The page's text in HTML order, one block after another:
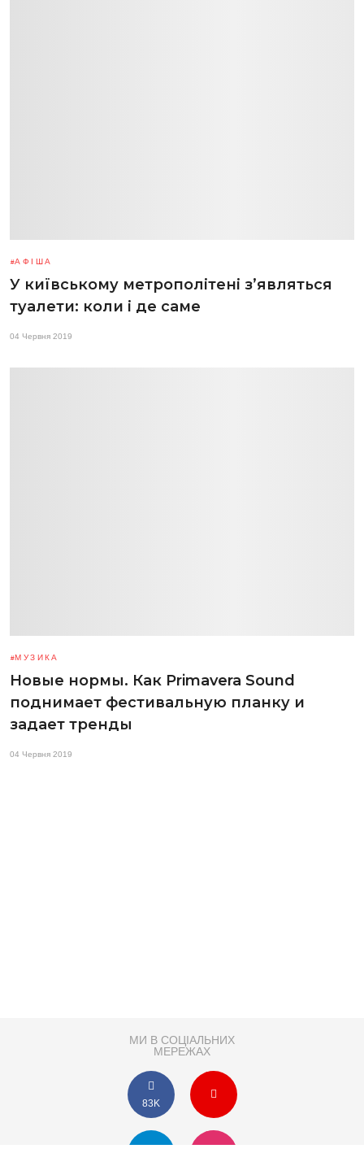
АФІША
У київському метрополітені з’являться
туалети: коли і де саме
04 Червня 2019
МУЗИКА
Новые нормы. Как Primavera Sound
поднимает фестивальную планку и
задает тренды
04 Червня 2019
МИ В СОЦІАЛЬНИХ
МЕРЕЖАХ
83K